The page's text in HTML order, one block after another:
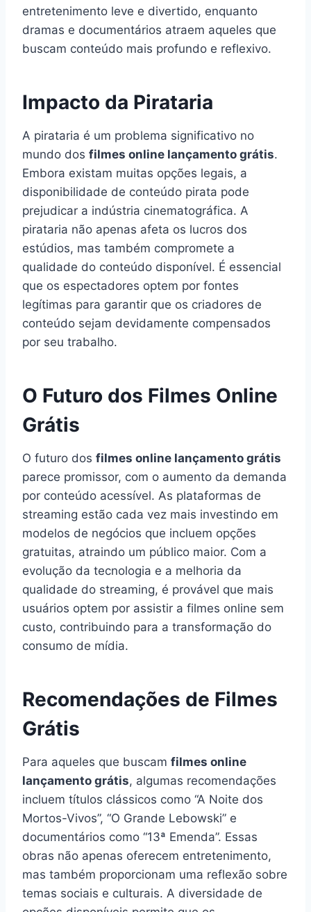
entretenimento leve e divertido, enquanto
dramas e documentários atraem aqueles que
buscam conteúdo mais profundo e reflexivo.
Impacto da Pirataria
A pirataria é um problema significativo no
mundo dos filmes online lançamento grátis.
Embora existam muitas opções legais, a
disponibilidade de conteúdo pirata pode
prejudicar a indústria cinematográfica. A
pirataria não apenas afeta os lucros dos
estúdios, mas também compromete a
qualidade do conteúdo disponível. É essencial
que os espectadores optem por fontes
legítimas para garantir que os criadores de
conteúdo sejam devidamente compensados
por seu trabalho.
O Futuro dos Filmes Online
Grátis
O futuro dos filmes online lançamento grátis
parece promissor, com o aumento da demanda
por conteúdo acessível. As plataformas de
streaming estão cada vez mais investindo em
modelos de negócios que incluem opções
gratuitas, atraindo um público maior. Com a
evolução da tecnologia e a melhoria da
qualidade do streaming, é provável que mais
usuários optem por assistir a filmes online sem
custo, contribuindo para a transformação do
consumo de mídia.
Recomendações de Filmes
Grátis
Para aqueles que buscam filmes online
lançamento grátis, algumas recomendações
incluem títulos clássicos como “A Noite dos
Mortos-Vivos”, “O Grande Lebowski” e
documentários como “13ª Emenda”. Essas
obras não apenas oferecem entretenimento,
mas também proporcionam uma reflexão sobre
temas sociais e culturais. A diversidade de